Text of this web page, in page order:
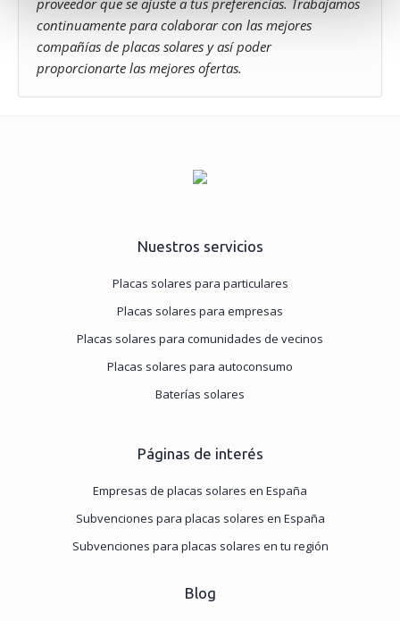
datos personales y establezca sus preferencias en la
sección de datos. Puede cambiar o retirar su
consentimiento en cualquier momento en la Declaración
de cookies.
"Aceptar". Para rechazar las cookies salvo las estrictamente
aceptarlos. Visita nuestraPolítica de Cookies
proveedor que se ajuste a tus preferencias. Trabajamos
continuamente para colaborar con las mejores
compañías de placas solares y así poder
proporcionarte las mejores ofertas.
Nuestros servicios
Placas solares para particulares
Placas solares para empresas
Placas solares para comunidades de vecinos
Placas solares para autoconsumo
Baterías solares
Páginas de interés
Empresas de placas solares en España
Subvenciones para placas solares en España
Subvenciones para placas solares en tu región
Blog